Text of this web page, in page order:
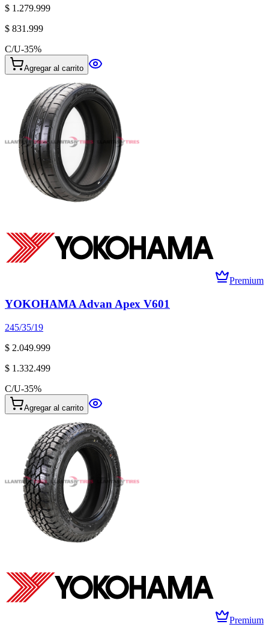
$ 1.279.999
$ 831.999
C/U-35%
Agregar al carrito
Premium
YOKOHAMA Advan Apex V601
245/35/19
$ 2.049.999
$ 1.332.499
C/U-35%
Agregar al carrito
Premium